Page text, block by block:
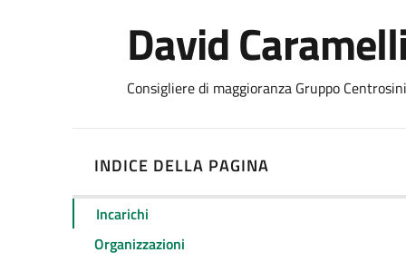
David
Consigliere di maggioranza Gruppo
INDICE DELLA PAGINA
Incarichi
Organizzazioni